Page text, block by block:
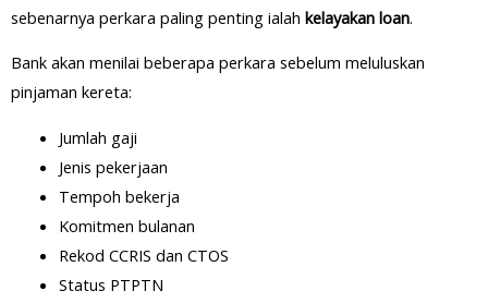
sebenarnya perkara paling penting ialah kelayakan loan.
Bank akan menilai beberapa perkara sebelum meluluskan
pinjaman kereta:
Jumlah gaji
Jenis pekerjaan
Tempoh bekerja
Komitmen bulanan
Rekod CCRIS dan CTOS
Status PTPTN